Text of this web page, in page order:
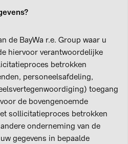
de BayWa r.e. Group waar u
hiervoor verantwoordelijke
betrokken
personeelsafdeling,
toegang
de bovengenoemde
sollicitatieproces betrokken
onderneming van de
gegevens in bepaalde